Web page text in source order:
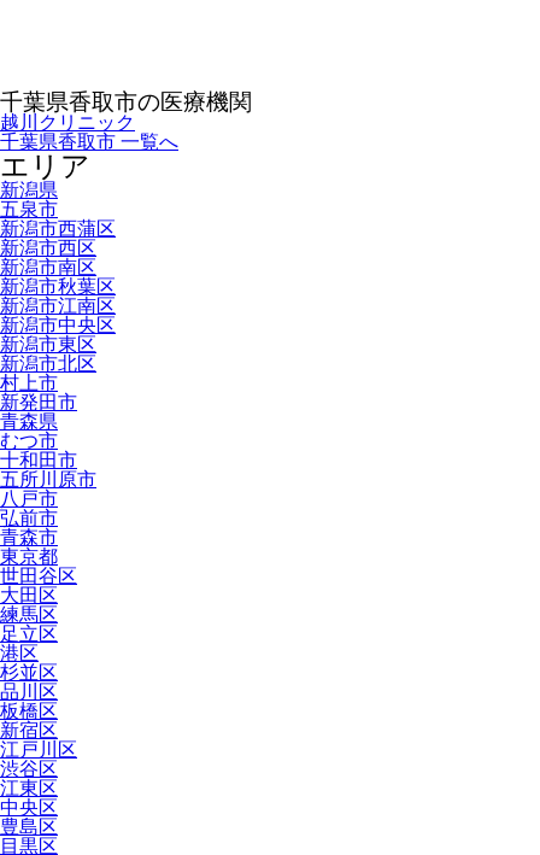
千葉県香取市の医療機関
越川クリニック
千葉県香取市 一覧へ
エリア
新潟県
五泉市
新潟市西蒲区
新潟市西区
新潟市南区
新潟市秋葉区
新潟市江南区
新潟市中央区
新潟市東区
新潟市北区
村上市
新発田市
青森県
むつ市
十和田市
五所川原市
八戸市
弘前市
青森市
東京都
世田谷区
大田区
練馬区
足立区
港区
杉並区
品川区
板橋区
新宿区
江戸川区
渋谷区
江東区
中央区
豊島区
目黒区